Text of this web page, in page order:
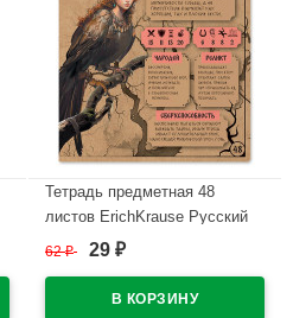
Тетрадь предметная 48
листов ErichKrause Русский
фольклор Обществознание
62₽ 29 ₽